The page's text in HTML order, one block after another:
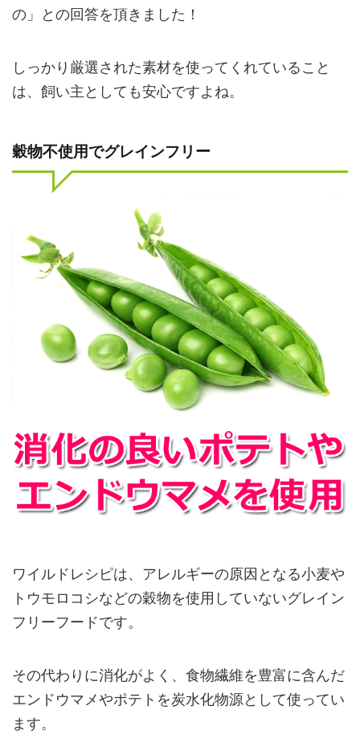
の」との回答を頂きました！
しっかり厳選された素材を使ってくれていること
は、飼い主としても安心ですよね。
穀物不使用でグレインフリー
ワイルドレシピは、アレルギーの原因となる小麦や
トウモロコシなどの穀物を使用していないグレイン
フリーフードです。
その代わりに消化がよく、食物繊維を豊富に含んだ
エンドウマメやポテトを炭水化物源として使ってい
ます。